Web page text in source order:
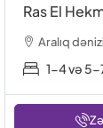
Ras El
Aralıq
1-4 və 5-